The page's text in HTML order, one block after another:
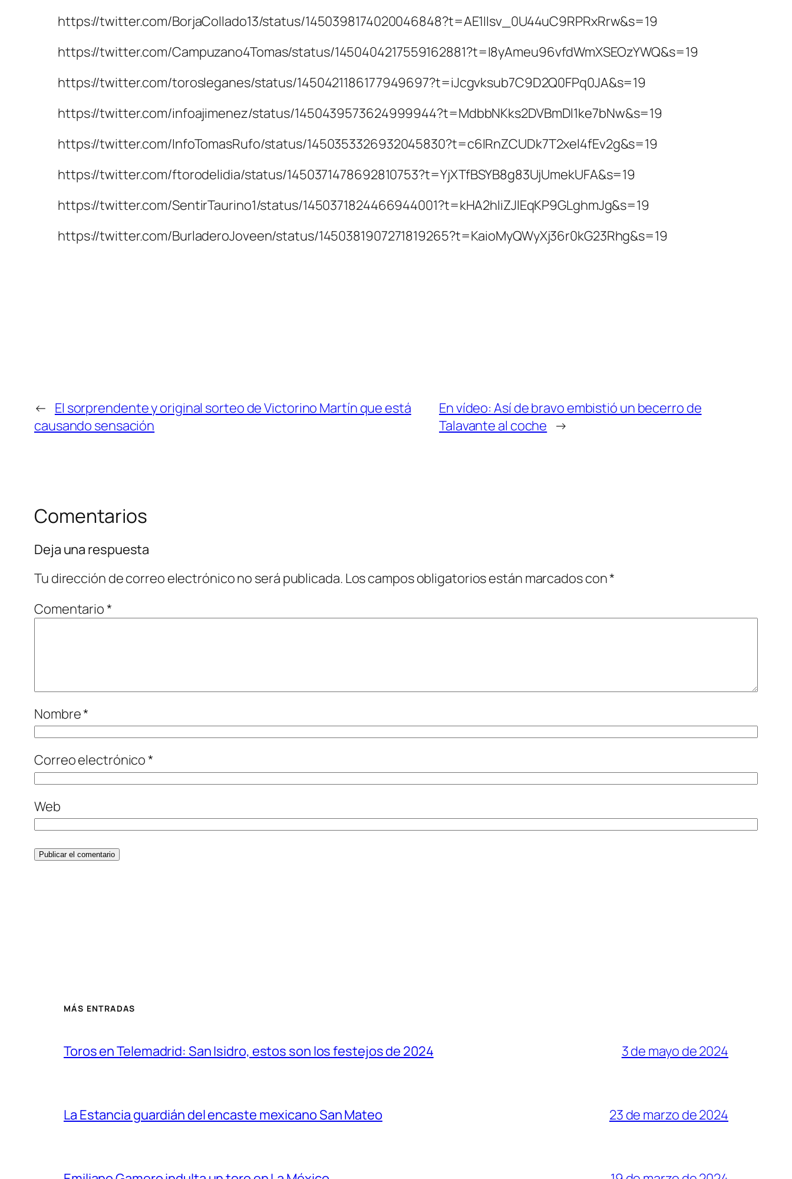
https://twitter.com/BorjaCollado13/status/1450398174020046848?t=AE1IIsv_0U44uC9RPRxRrw&s=19
https://twitter.com/Campuzano4Tomas/status/1450404217559162881?t=I8yAmeu96vfdWmXSEOzYWQ&s=19
https://twitter.com/torosleganes/status/1450421186177949697?t=iJcgvksub7C9D2Q0FPq0JA&s=19
https://twitter.com/infoajimenez/status/1450439573624999944?t=MdbbNKks2DVBmDl1ke7bNw&s=19
https://twitter.com/InfoTomasRufo/status/1450353326932045830?t=c6IRnZCUDk7T2xel4fEv2g&s=19
https://twitter.com/ftorodelidia/status/1450371478692810753?t=YjXTfBSYB8g83UjUmekUFA&s=19
https://twitter.com/SentirTaurino1/status/1450371824466944001?t=kHA2hIiZJlEqKP9GLghmJg&s=19
https://twitter.com/BurladeroJoveen/status/1450381907271819265?t=KaioMyQWyXj36r0kG23Rhg&s=19
← El sorprendente y original sorteo de Victorino Martín que está
causando sensación
En vídeo: Así de bravo embistió un becerro de
Talavante al coche →
Comentarios
Deja una respuesta
Tu dirección de correo electrónico no será publicada. Los campos obligatorios están marcados con*
Comentario*
Nombre*
Correo electrónico*
Web
MÁS ENTRADAS
Toros en Telemadrid: San Isidro, estos son los festejos de 2024 3 de mayo de 2024
La Estancia guardián del encaste mexicano San Mateo 23 de marzo de 2024